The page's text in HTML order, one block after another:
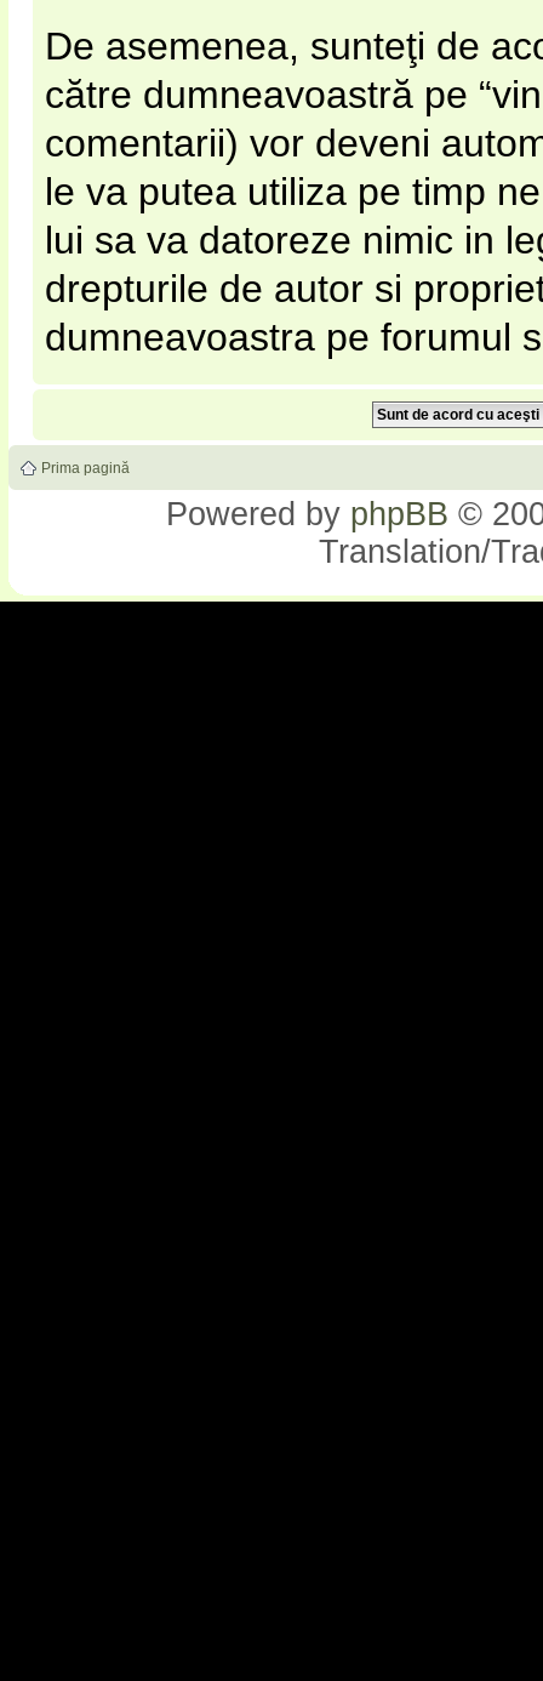
De asemenea, sunteţi de
către dumneavoastră pe
comentarii) vor deveni
le va putea utiliza pe timp
lui sa va datoreze nimic in
drepturile de autor si
dumneavoastra pe forumul
Prima pagină
Powered by phpBB ©
Translation/